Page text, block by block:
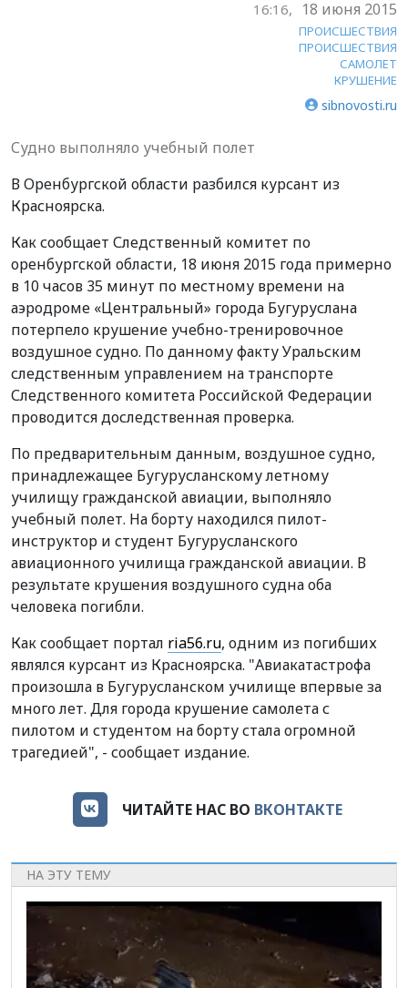
16:16, 18 июня 2015
ПРОИСШЕСТВИЯ
ПРОИСШЕСТВИЯ
САМОЛЕТ
КРУШЕНИЕ
sibnovosti.ru
Судно выполняло учебный полет
В Оренбургской области разбился курсант из
Красноярска.
Как сообщает Следственный комитет по
оренбургской области, 18 июня 2015 года примерно
в 10 часов 35 минут по местному времени на
аэродроме «Центральный» города Бугуруслана
потерпело крушение учебно-тренировочное
воздушное судно. По данному факту Уральским
следственным управлением на транспорте
Следственного комитета Российской Федерации
проводится доследственная проверка.
По предварительным данным, воздушное судно,
принадлежащее Бугурусланскому летному
училищу гражданской авиации, выполняло
учебный полет. На борту находился пилот-
инструктор и студент Бугурусланского
авиационного училища гражданской авиации. В
результате крушения воздушного судна оба
человека погибли.
Как сообщает портал ria56.ru, одним из погибших
являлся курсант из Красноярска. "Авиакатастрофа
произошла в Бугурусланском училище впервые за
много лет. Для города крушение самолета с
пилотом и студентом на борту стала огромной
трагедией", - сообщает издание.
ЧИТАЙТЕ НАС ВО ВКОНТАКТЕ
НА ЭТУ ТЕМУ